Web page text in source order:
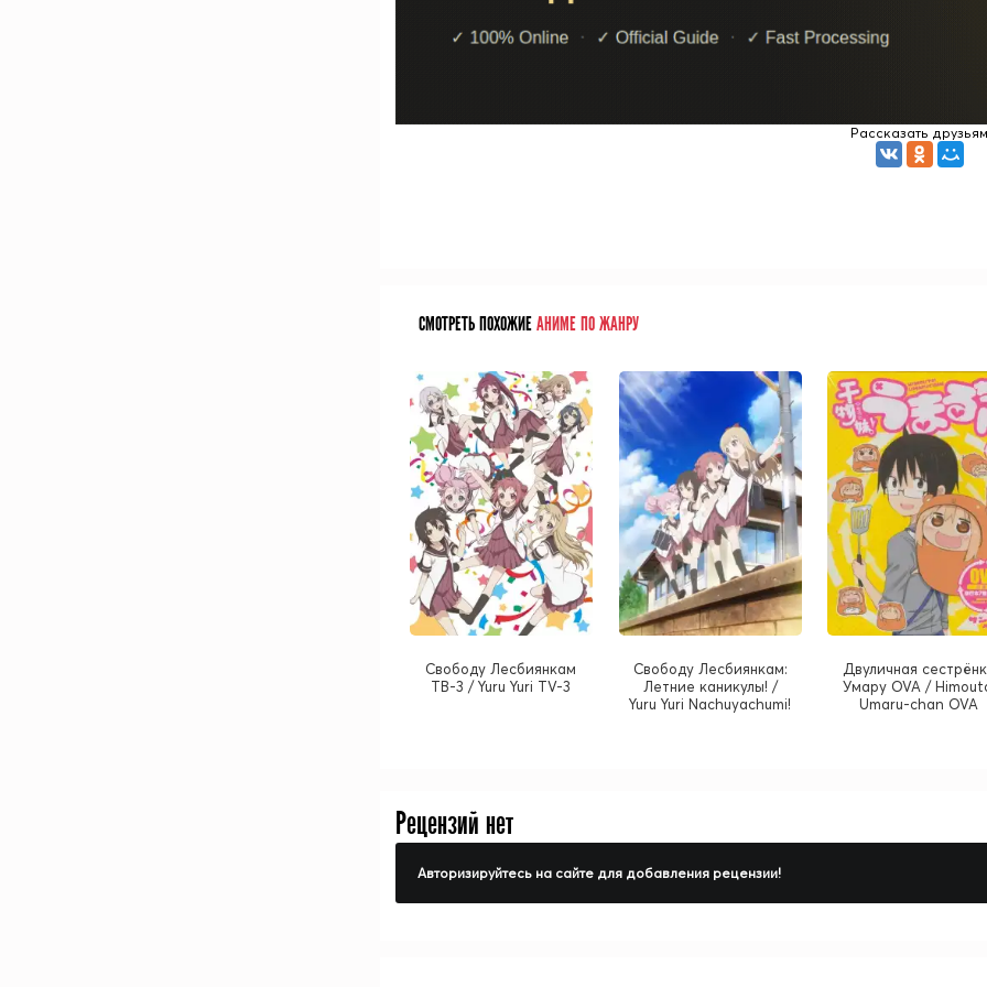
Рассказать друзьям
СМОТРЕТЬ ПОХОЖИЕАНИМЕ ПО ЖАНРУ
Cвободу Лесбиянкам
ТВ-3 / Yuru Yuri TV-3
Свободу Лесбиянкам:
Летние каникулы! /
Yuru Yuri Nachuyachumi!
Двуличная
Умару OVA /
Umaru-chan OVA
Рецензий нет
Авторизируйтесь на сайте для добавления рецензии!